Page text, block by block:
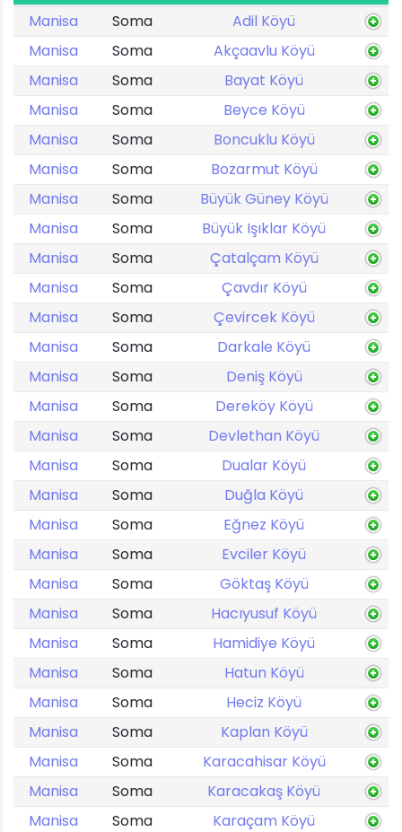
Manisa Soma
Adil Köyü
Manisa
Soma
Akçaavlu Köyü
Manisa
Soma
Bayat Köyü
Manisa
Soma
Beyce Köyü
Manisa
Soma
Boncuklu Köyü
Manisa
Soma
Bozarmut Köyü
Manisa
Soma
Büyük Güney Köyü
Manisa
Soma
Büyük Işıklar Köyü
Manisa
Soma
Çatalçam Köyü
Manisa
Soma
Çavdır Köyü
Manisa
Soma
Çevircek Köyü
Manisa
Soma
Darkale Köyü
Manisa
Soma
Deniş Köyü
Manisa
Soma
Dereköy Köyü
Manisa
Soma
Devlethan Köyü
Manisa
Soma
Dualar Köyü
Manisa
Soma
Duğla Köyü
Manisa
Soma
Eğnez Köyü
Manisa
Soma
Evciler Köyü
Manisa
Soma
Göktaş Köyü
Manisa
Soma
Hacıyusuf Köyü
Manisa
Soma
Hamidiye Köyü
Manisa
Soma
Hatun Köyü
Manisa
Soma
Heciz Köyü
Manisa
Soma
Kaplan Köyü
Manisa
Soma
Karacahisar Köyü
Manisa
Soma
Karacakaş Köyü
Manisa
Soma
Karaçam Köyü